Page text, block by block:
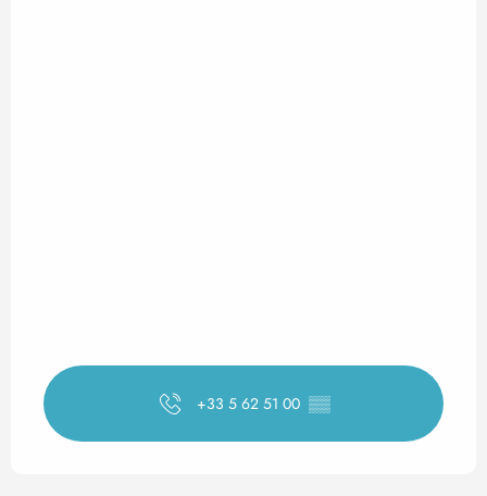
+33 5 62 51 00 ▒▒